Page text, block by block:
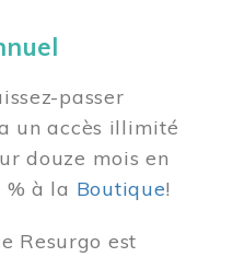
passer
un accès illimité
douze mois en
% à la Boutique!
Resurgo est